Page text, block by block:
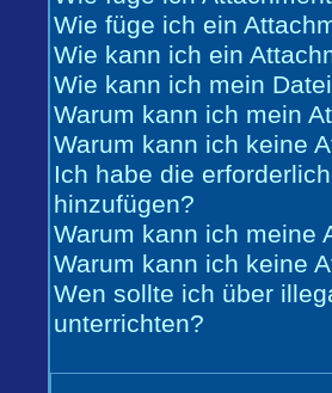
Wie füge ich ein
Wie kann ich ein
Wie kann ich mein
Warum kann ich mein
Warum kann ich keine
Ich habe die
hinzufügen?
Warum kann ich meine
Warum kann ich keine
Wen sollte ich über
unterrichten?